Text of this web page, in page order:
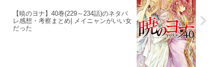
【暁のヨナ】40巻(229～234話)のネタバ
レ感想・考察まとめ| メイニャンがいい女
だった